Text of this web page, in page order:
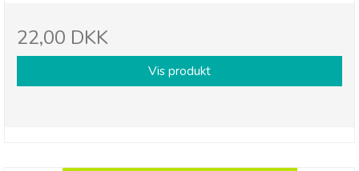
22,00 DKK
Vis produkt